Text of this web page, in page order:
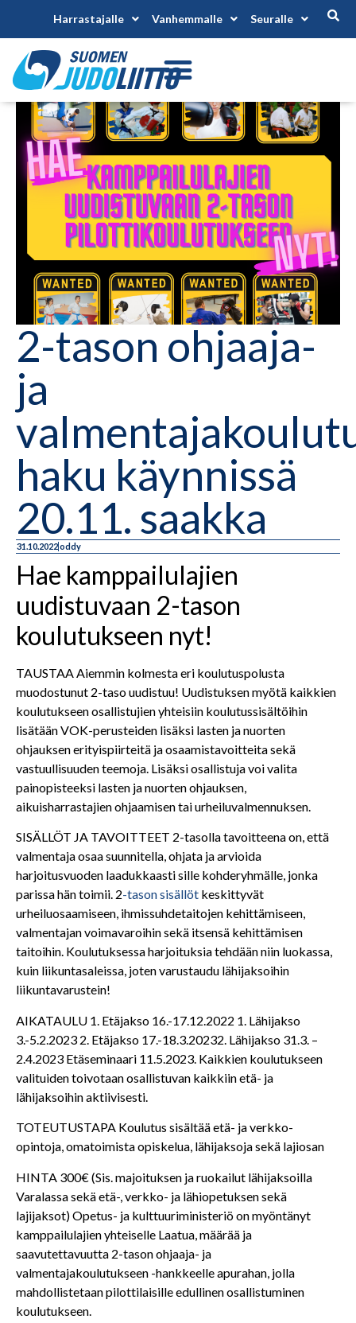
Harrastajalle Vanhemmalle Seuralle
2-tason ohjaaja-
ja
haku käynnissä
20.11. saakka
31.10.2022oddy
Hae kamppailulajien
uudistuvaan 2-tason
koulutukseen nyt!
TAUSTAAAiemmin kolmesta eri koulutuspolusta
muodostunut 2-taso uudistuu! Uudistuksen myötä kaikkien
koulutukseen osallistujien yhteisiin koulutussisältöihin
lisätään VOK-perusteiden lisäksi lasten ja nuorten
ohjauksen erityispiirteitä ja osaamistavoitteita sekä
vastuullisuuden teemoja. Lisäksi osallistuja voi valita
painopisteeksi lasten ja nuorten ohjauksen,
aikuisharrastajien ohjaamisen tai urheiluvalmennuksen.
SISÄLLÖT JA TAVOITTEET 2-tasolla tavoitteena on, että
valmentaja osaa suunnitella, ohjata ja arvioida
harjoitusvuoden laadukkaasti sille kohderyhmälle, jonka
parissa hän toimii. 2-tason sisällöt keskittyvät
urheiluosaamiseen, ihmissuhdetaitojen kehittämiseen,
valmentajan voimavaroihin sekä itsensä kehittämisen
taitoihin. Koulutuksessa harjoituksia tehdään niin luokassa,
kuin liikuntasaleissa, joten varustaudu lähijaksoihin
liikuntavarustein!
AIKATAULU 1. Etäjakso 16.-17.12.2022 1. Lähijakso
3.-5.2.2023 2. Etäjakso 17.-18.3.20232. Lähijakso 31.3. –
2.4.2023 Etäseminaari 11.5.2023. Kaikkien koulutukseen
valituiden toivotaan osallistuvan kaikkiin etä- ja
lähijaksoihin aktiivisesti.
TOTEUTUSTAPA Koulutus sisältää etä- ja verkko-
opintoja, omatoimista opiskelua, lähijaksoja sekä lajiosan
HINTA 300€(Sis. majoituksen ja ruokailut lähijaksoilla
Varalassa sekä etä-, verkko- ja lähiopetuksen sekä
lajijaksot) Opetus- ja kulttuuriministeriö on myöntänyt
kamppailulajien yhteiselle Laatua, määrää ja
saavutettavuutta 2-tason ohjaaja- ja
valmentajakoulutukseen -hankkeelle apurahan, jolla
mahdollistetaan pilottilaisille edullinen osallistuminen
koulutukseen.